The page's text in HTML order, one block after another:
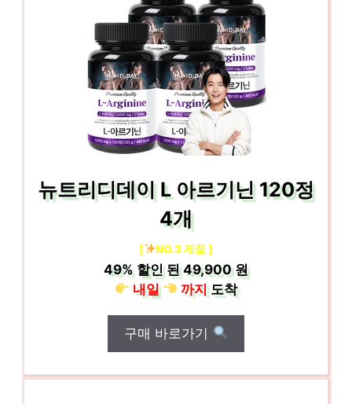
뉴트리디데이 L 아르기닌 120정
4개
[ NO.3 제품 ]
49% 할인 된49,900 원
내일
까지도착
구매 바로가기